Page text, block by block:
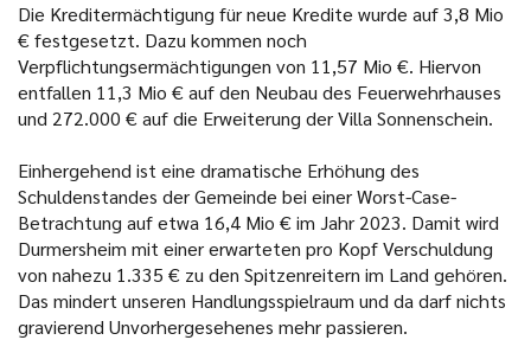
Die Kreditermächtigung für neue Kredite wurde auf 3,8 Mio
€ festgesetzt. Dazu kommen noch
Verpflichtungsermächtigungen von 11,57 Mio €. Hiervon
entfallen 11,3 Mio € auf den Neubau des Feuerwehrhauses
und 272.000 € auf die Erweiterung der Villa Sonnenschein.
Einhergehend ist eine dramatische Erhöhung des
Schuldenstandes der Gemeinde bei einer Worst-Case-
Betrachtung auf etwa 16,4 Mio € im Jahr 2023. Damit wird
Durmersheim mit einer erwarteten pro Kopf Verschuldung
von nahezu 1.335 € zu den Spitzenreitern im Land gehören.
Das mindert unseren Handlungsspielraum und da darf nichts
gravierend Unvorhergesehenes mehr passieren.